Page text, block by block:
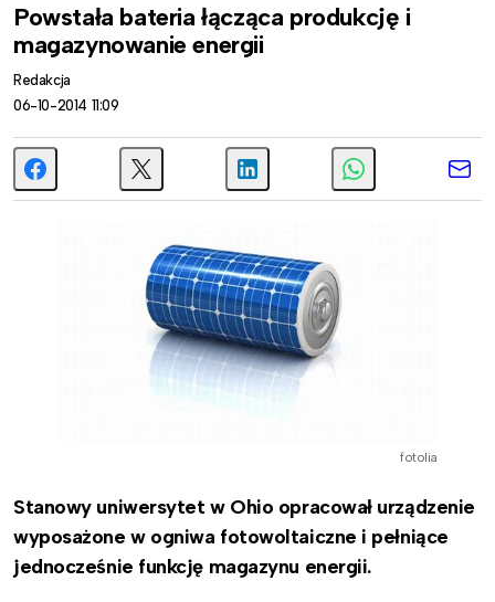
Powstała bateria łącząca produkcję i
magazynowanie energii
Redakcja
06-10-2014 11:09
fotolia
Stanowy uniwersytet w Ohio opracował urządzenie
wyposażone w ogniwa fotowoltaiczne i pełniące
jednocześnie funkcję magazynu energii.